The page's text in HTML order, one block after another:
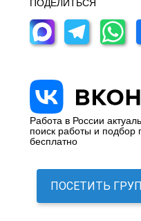
ПОДЕЛИТЬСЯ
Работа в России
поиск работы и подбор
бесплатно
ПОСЕТИТЬ